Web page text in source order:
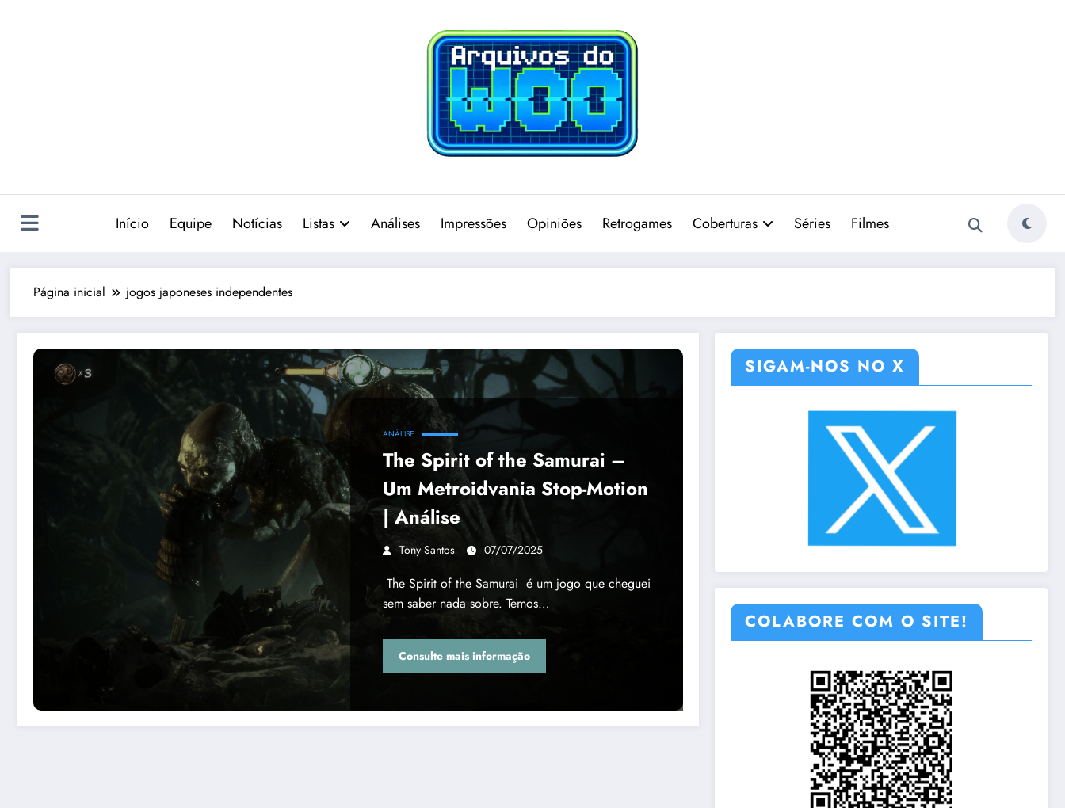
Início Equipe Notícias Listas Análises Impressões Opiniões Retrogames Coberturas Séries Filmes
Página inicial jogos japoneses independentes
ANÁLISE
The Spirit of the Samurai –
Um Metroidvania Stop-Motion
| Análise
Tony Santos 07/07/2025
The Spirit of the Samurai é um jogo que cheguei
sem saber nada sobre. Temos…
Consulte mais informação
SIGAM-NOS NO X
COLABORE COM O SITE!